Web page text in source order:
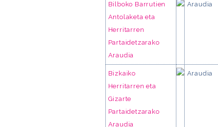
Bilboko Barrutien
Antolaketa eta
Herritarren
Partaidetzarako
Araudia
Araudia
Bizkaiko
Herritarren eta
Gizarte
Partaidetzarako
Araudia
Araudia